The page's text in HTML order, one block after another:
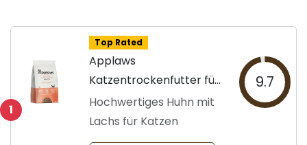
1
Top Rated
Applaws
Katzentrockenfutter für
Erwachsene
Hochwertiges Huhn mit
Lachs für Katzen
9.7